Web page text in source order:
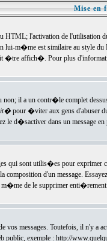
Mise en
l'activation de l'utilisation
lui-m�me est similaire au style
affich�. Pour plus
il a un contr�le complet
pour �viter aux gens d'abuser
d�sactiver dans un message en
qui sont utilis�es pour exprimer
d'un message.
de le supprimer
messages. Toutefois, il n'y a
public, exemple : http://